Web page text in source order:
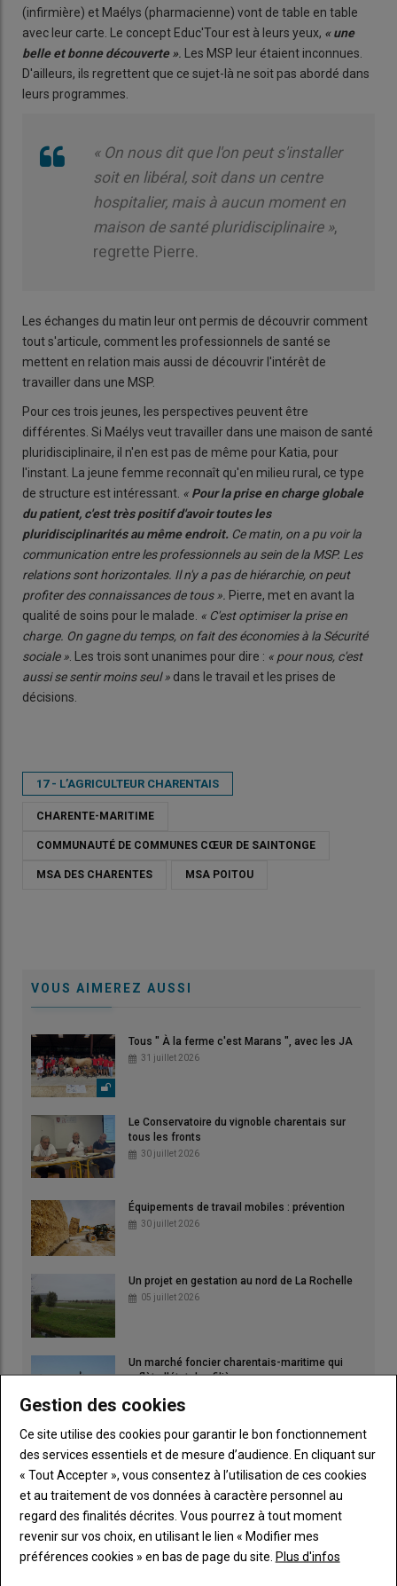
(infirmière) et Maélys (pharmacienne) vont de table en table
avec leur carte. Le concept Educ'Tour est à leurs yeux, « une
belle et bonne découverte »
Les MSP leur étaient inconnues.
D'ailleurs, ils regrettent que ce sujet-là ne soit pas abordé dans
leurs programmes.
« On nous dit que l'on peut s'installer
soit en libéral, soit dans un centre
hospitalier, mais à aucun moment en
maison de santé pluridisciplinaire »,
regrette Pierre.
Les échanges du matin leur ont permis de découvrir comment
tout s'articule, comment les professionnels de santé se
mettent en relation mais aussi de découvrir l'intérêt de
travailler dans une MSP.
Pour ces trois jeunes, les perspectives peuvent être
différentes. Si Maélys veut travailler dans une maison de santé
pluridisciplinaire, il n'en est pas de même pour Katia, pour
l'instant. La jeune femme reconnaît qu'en milieu rural, ce type
de structure est intéressant. « Pour la prise en charge globale
du patient, c'est très positif d'avoir toutes les
pluridisciplinarités au même endroit. Ce matin, on a pu voir la
communication entre les professionnels au sein de la MSP. Les
relations sont horizontales. Il n'y a pas de hiérarchie, on peut
profiter des connaissances de tous ». Pierre, met en avant la
qualité de soins pour le malade. « C'est optimiser la prise en
charge. On gagne du temps, on fait des économies à la Sécurité
sociale » . Les trois sont unanimes pour dire : « pour nous, c'est
aussi se sentir moins seul » dans le travail et les prises de
décisions.
17 - L’AGRICULTEUR CHARENTAIS
CHARENTE-MARITIME
COMMUNAUTÉ DE COMMUNES CŒUR DE SAINTONGE
MSA DES CHARENTES MSA POITOU
VOUS AIMEREZ AUSSI
Tous " À la ferme c'est Marans ", avec les JA
31 juillet 2026
Le Conservatoire du vignoble charentais sur
tous les fronts
30 juillet 2026
Équipements de travail mobiles : prévention
30 juillet 2026
Un projet en gestation au nord de La Rochelle
05 juillet 2026
Un marché foncier charentais-maritime qui
reflète l'état des filières
Gestion des cookies
Ce site utilise des cookies pour garantir le bon fonctionnement
des services essentiels et de mesure d’audience. En cliquant sur
« Tout Accepter », vous consentez à l’utilisation de ces cookies
et au traitement de vos données à caractère personnel au
regard des finalités décrites. Vous pourrez à tout moment
revenir sur vos choix, en utilisant le lien « Modifier mes
préférences cookies » en bas de page du site. Plus d'infos